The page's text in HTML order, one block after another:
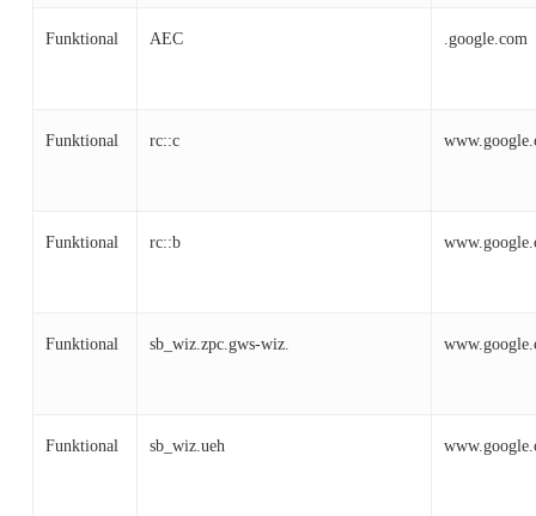
Funktional AEC .google.com
Funktional rc::c
Funktional rc::b
Funktional sb_wiz.zpc.gws-wiz.
Funktional sb_wiz.ueh